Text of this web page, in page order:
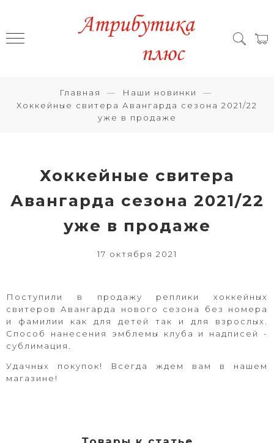
Главная
Наши новинки
Хоккейные свитера Авангарда сезона 2021/22
уже в продаже
Хоккейные свитера
Авангарда сезона 2021/22
уже в продаже
17 октября 2021
Поступили в продажу реплики хоккейных
свитеров Авангарда нового сезона без номера
и фамилии как для детей так и для взрослых.
Способ нанесения эмблемы клуба и надписей -
сублимация.
Удачных покупок! Всегда ждем вам в нашем
магазине!